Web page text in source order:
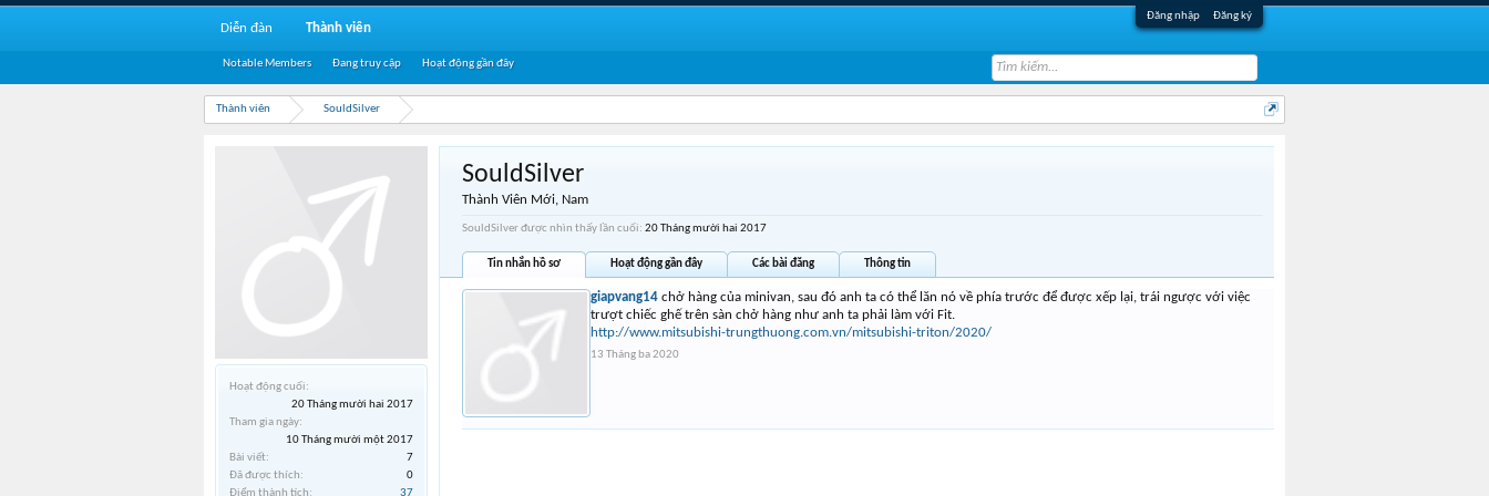
Đăng nhập Đăng ký
Thành viên SouldSilver
Hoạt động cuối:
20 Tháng mười hai 2017
Tham gia ngày:
10 Tháng mười một 2017
Bài viết:
7
Đã được thích:
0
Điểm thành tích:
37
SouldSilver
Thành Viên Mới, Nam
SouldSilver được nhìn thấy lần cuối: 20 Tháng mười hai 2017
Tin nhắn hồ sơ Hoạt động gần đây Các bài đăng Thông tin
giapvang14 chở hàng của minivan, sau đó anh ta có thể lăn nó về phía trước để được xếp lại, trái ngược với việc
trượt chiếc ghế trên sàn chở hàng như anh ta phải làm với Fit.
http://www.mitsubishi-trungthuong.com.vn/mitsubishi-triton/2020/
13 Tháng ba 2020
Diễn đàn Thành viên
Notable Members Đang truy cập Hoạt động gần đây